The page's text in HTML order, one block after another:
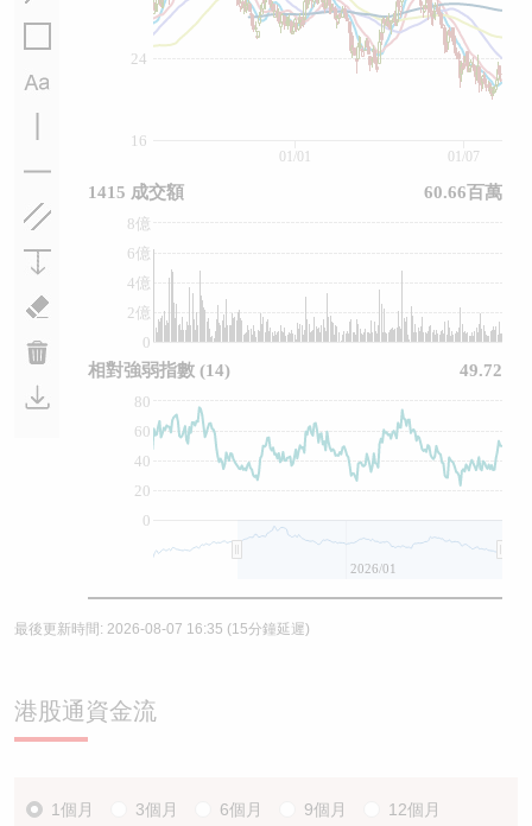
16
24
0
2億
4億
6億
8億
0
20
40
60
80
01/07
01/01
2026/01
1415 成交額 60.66百萬
相對強弱指數 (14) 49.72
最後更新時間: 2026-08-07 16:35 (15分鐘延遲)
港股通資金流
1個月 3個月 6個月 9個月 12個月